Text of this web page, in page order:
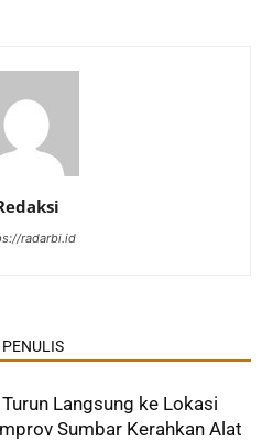
radarbi.id
PENULIS
Langsung ke Lokasi
Sumbar Kerahkan Alat